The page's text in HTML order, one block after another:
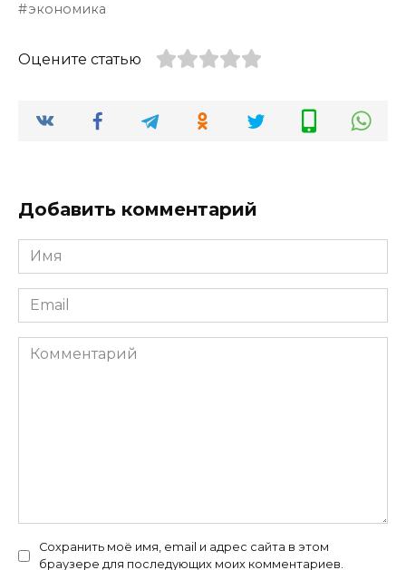
экономика
Оцените статью
Добавить комментарий
Имя
*
Email
*
Комментарий
Сохранить моё имя, email и адрес сайта в этом
браузере для последующих моих комментариев.